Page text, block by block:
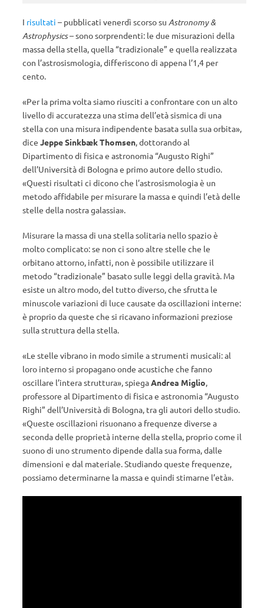
I risultati – pubblicati venerdì scorso su Astronomy &
Astrophysics– sono sorprendenti: le due misurazioni della
massa della stella, quella “tradizionale” e quella realizzata
con l’astrosismologia, differiscono di appena l’1,4 per
cento.
«Per la prima volta siamo riusciti a confrontare con un alto
livello di accuratezza una stima dell’età sismica di una
stella con una misura indipendente basata sulla sua orbita»,
dice Jeppe Sinkbæk Thomsen, dottorando al
Dipartimento di fisica e astronomia “Augusto Righi”
dell’Università di Bologna e primo autore dello studio.
«Questi risultati ci dicono che l’astrosismologia è un
metodo affidabile per misurare la massa e quindi l’età delle
stelle della nostra galassia».
Misurare la massa di una stella solitaria nello spazio è
molto complicato: se non ci sono altre stelle che le
orbitano attorno, infatti, non è possibile utilizzare il
metodo “tradizionale” basato sulle leggi della gravità. Ma
esiste un altro modo, del tutto diverso, che sfrutta le
minuscole variazioni di luce causate da oscillazioni interne:
è proprio da queste che si ricavano informazioni preziose
sulla struttura della stella.
«Le stelle vibrano in modo simile a strumenti musicali: al
loro interno si propagano onde acustiche che fanno
oscillare l’intera struttura», spiegaAndrea Miglio,
professore al Dipartimento di fisica e astronomia “Augusto
Righi” dell’Università di Bologna, tra gli autori dello studio.
«Queste oscillazioni risuonano a frequenze diverse a
seconda delle proprietà interne della stella, proprio come il
suono di uno strumento dipende dalla sua forma, dalle
dimensioni e dal materiale. Studiando queste frequenze,
possiamo determinarne la massa e quindi stimarne l’età».